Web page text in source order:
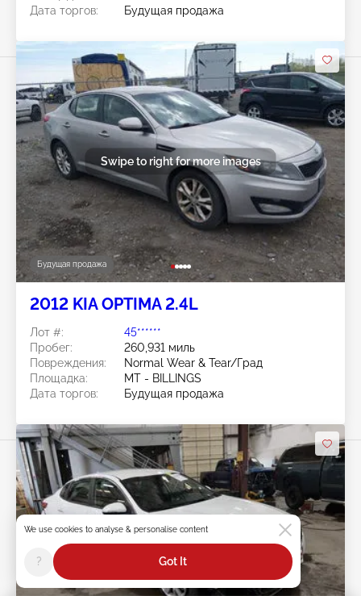
Дата торгов:
Будущая продажа
Будущая продажа
Swipe to right for more images
2012 KIA OPTIMA 2.4L
Лот #:
45******
Пробег:
260,931 миль
Повреждения:
Normal Wear & Tear/Град
Площадка:
MT - BILLINGS
Дата торгов:
Будущая продажа
Swipe to right for more images
We use cookies to analyse & personalise content
? Got It